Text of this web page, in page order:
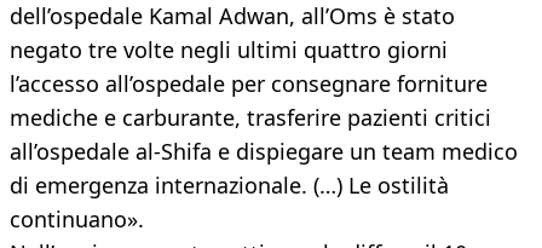
dell’ospedale Kamal Adwan, all’Oms è stato
negato tre volte negli ultimi quattro giorni
l’accesso all’ospedale per consegnare forniture
mediche e carburante, trasferire pazienti critici
all’ospedale al-Shifa e dispiegare un team medico
di emergenza internazionale. (…) Le ostilità
continuano».